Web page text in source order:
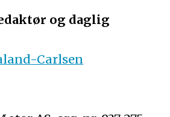
og daglig
Carlsen